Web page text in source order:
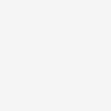
全不負「尤怪」之